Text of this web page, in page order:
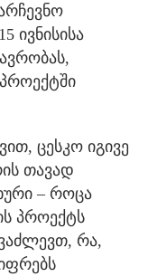
ივნისისა
ცესკო იგივე
თავად
– როცა
პროექტს
რა,